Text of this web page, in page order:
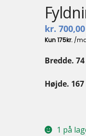
kr. 700,00
Bredde. 74
Højde. 167
1 på